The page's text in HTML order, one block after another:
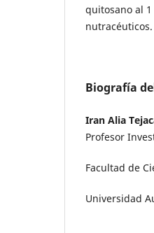
quitosano al
nutracéuticos.
Biografía
Iran Alia
Profesor
Facultad de
Universidad